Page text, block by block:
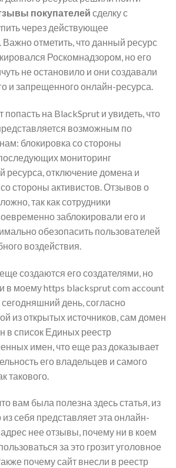
покупателей сделку с
через действующее
Важно отметить, что данный ресурс
Роскомнадзором, но его
не остановило и они создавали
и запрещенного онлайн-ресурса.
на BlackSprut и увидеть, что
возможным по
блокировка со стороны
мониторинг
ресурса, отключение домена и
стороны активистов. Отзывов о
так как сотрудники
заблокировали его и
обезопасить пользователей
воздействия.
создаются его создателями, но
в моему https blacksprut com account
день, согласно
из открытых источников, сам домен
в список Единых реестр
имен, что еще раз доказывает
его владельцев и самого
такового.
вам была полезна здесь статья, из
себя представляет эта онлайн-
нее отзывы, почему ни в коем
за это грозит уголовное
почему сайт внесли в реестр